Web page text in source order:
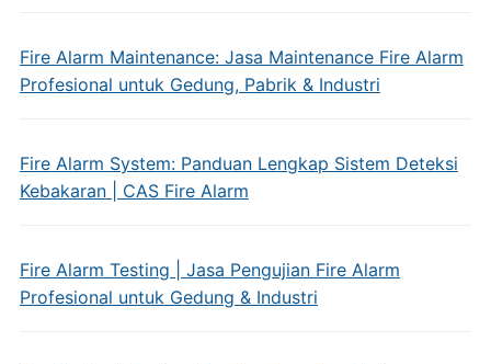
Fire Alarm Maintenance: Jasa Maintenance Fire Alarm
Profesional untuk Gedung, Pabrik & Industri
Fire Alarm System: Panduan Lengkap Sistem Deteksi
Kebakaran | CAS Fire Alarm
Fire Alarm Testing | Jasa Pengujian Fire Alarm
Profesional untuk Gedung & Industri